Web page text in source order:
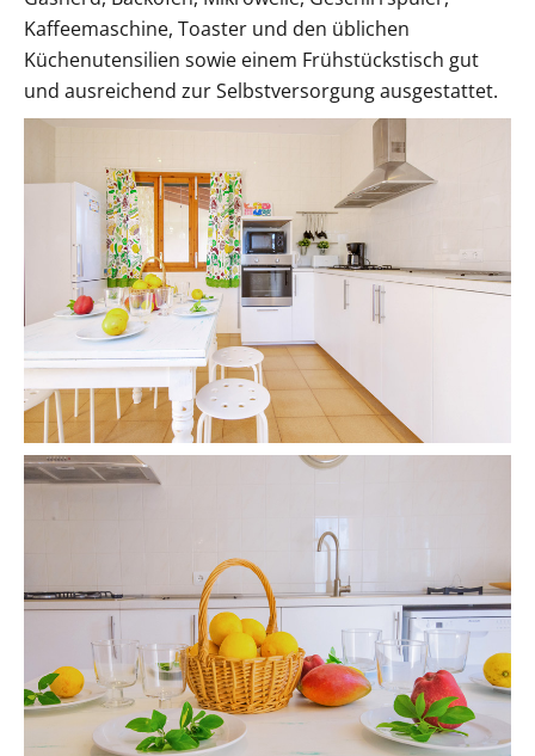
Kaffeemaschine, Toaster und den üblichen
Küchenutensilien sowie einem Frühstückstisch gut
und ausreichend zur Selbstversorgung ausgestattet.